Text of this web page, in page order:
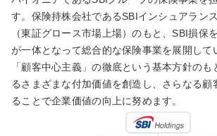
す。保険持株会社であるSBIインシュアラン
（東証グロース市場上場）のもと、SBI損保
が一体となって総合的な保険事業を展開して
「顧客中心主義」の徹底という基本方針の
るさまざまな付加価値を創造し、さらなる顧
ることで企業価値の向上に努めます。